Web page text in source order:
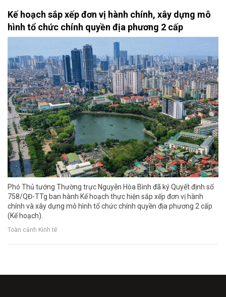
Kế hoạch sắp xếp đơn vị hành chính, xây dựng mô
hình tổ chức chính quyền địa phương 2 cấp
Phó Thủ tướng Thường trực Nguyễn Hòa Bình đã ký Quyết định số
758/QĐ-TTg ban hành Kế hoạch thực hiện sắp xếp đơn vị hành
chính và xây dựng mô hình tổ chức chính quyền địa phương 2 cấp
(Kế hoạch).
Toàn cảnh Kinh tế